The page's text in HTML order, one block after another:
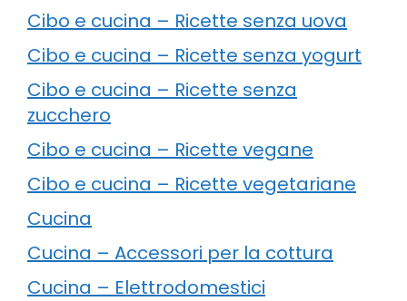
Cibo e cucina – Ricette senza uova
Cibo e cucina – Ricette senza yogurt
Cibo e cucina – Ricette senza
zucchero
Cibo e cucina – Ricette vegane
Cibo e cucina – Ricette vegetariane
Cucina
Cucina – Accessori per la cottura
Cucina – Elettrodomestici